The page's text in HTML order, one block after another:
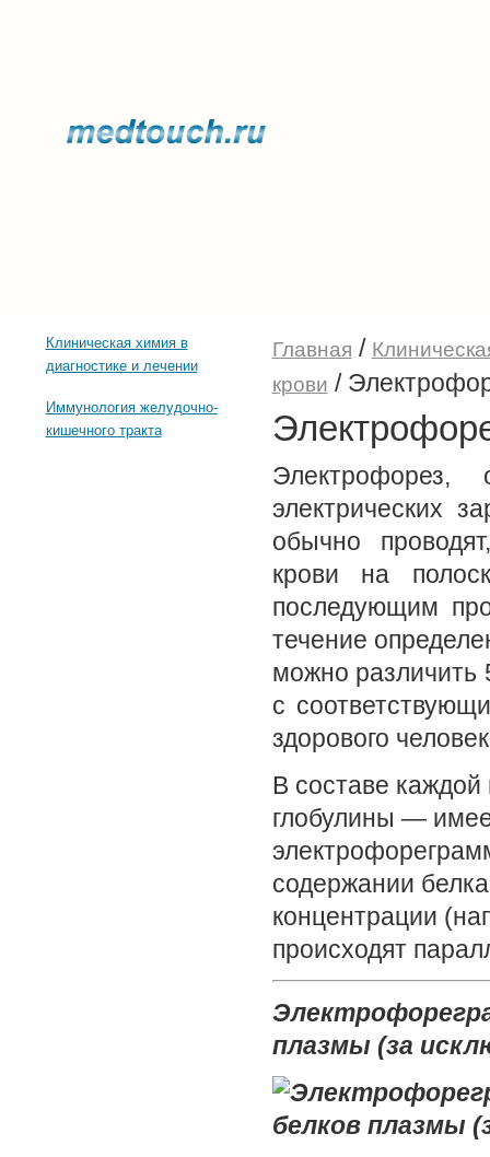
Клиническая химия в
диагностике и лечении
Иммунология желудочно-
кишечного тракта
Главная /
крови /
Электрофорез,
электрических
обычно
крови на
последующим
течение
можно различить
с
здорового
В составе
глобулины —
содержании
концентрации
происходят
плазмы (за